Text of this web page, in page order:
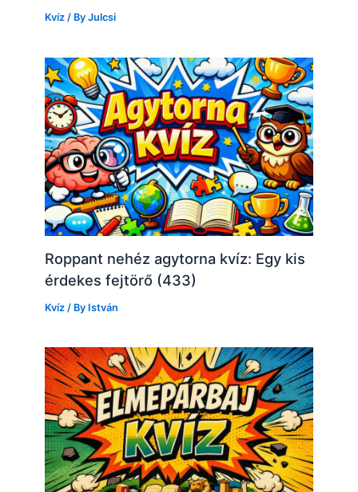
Kvíz / ByJulcsi
Roppant nehéz agytorna kvíz: Egy kis
érdekes fejtörő (433)
Kvíz / By István